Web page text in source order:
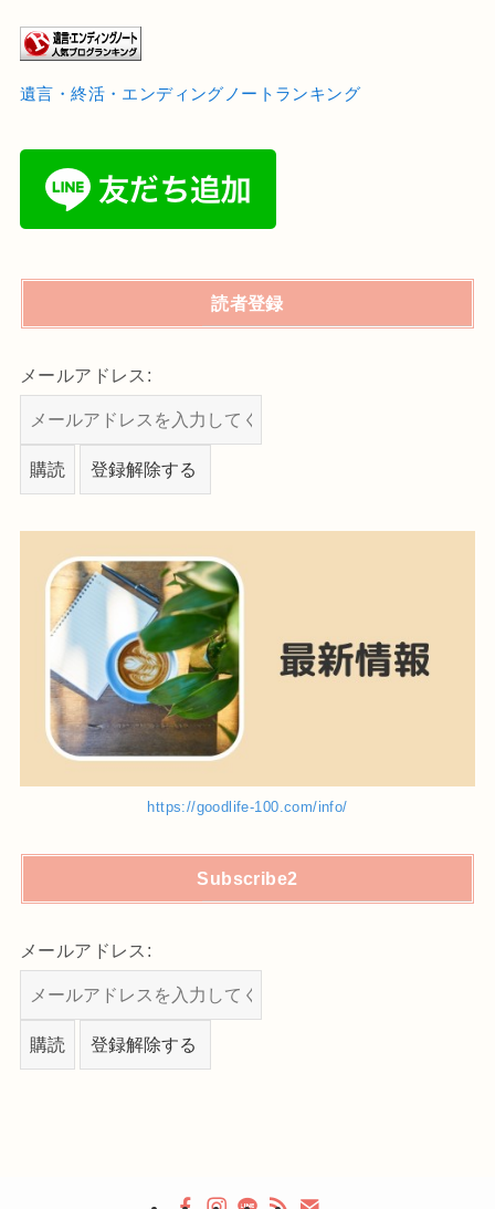
遺言・終活・エンディングノートランキング
読者登録
メールアドレス:
https://goodlife-100.com/info/
Subscribe2
メールアドレス: